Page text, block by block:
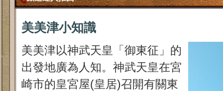
美美津小知識
美美津以神武天皇「御東征」的
出發地廣為人知。神武天皇在宮
崎市的皇宮屋(皇居)召開有關東